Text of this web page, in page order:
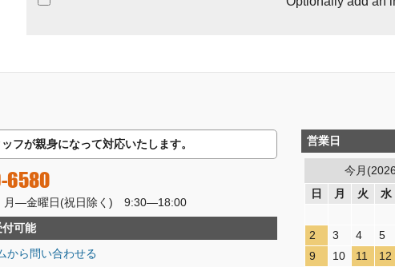
フが親身になって対応いたします。
6580
月―金曜日(祝日除く) 9:30―18:00
可能
から問い合わせる
営業日
今月
日
月 火 水
2
3 4 5
9
10 11 12